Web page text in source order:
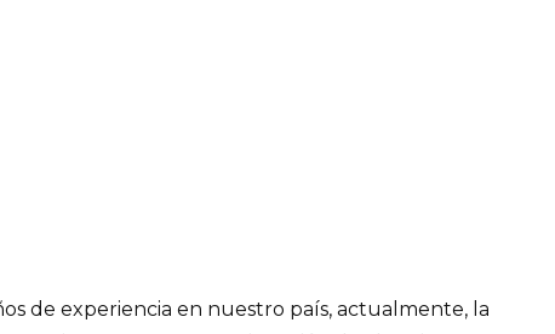
de experiencia en nuestro país, actualmente, la